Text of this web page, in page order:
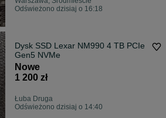
Odświeżono dzisiaj o 16:18
Dysk SSD Lexar NM990 4 TB PCIe
Gen5 NVMe
Nowe
1 200 zł
Łuba Druga
Odświeżono dzisiaj o 14:40